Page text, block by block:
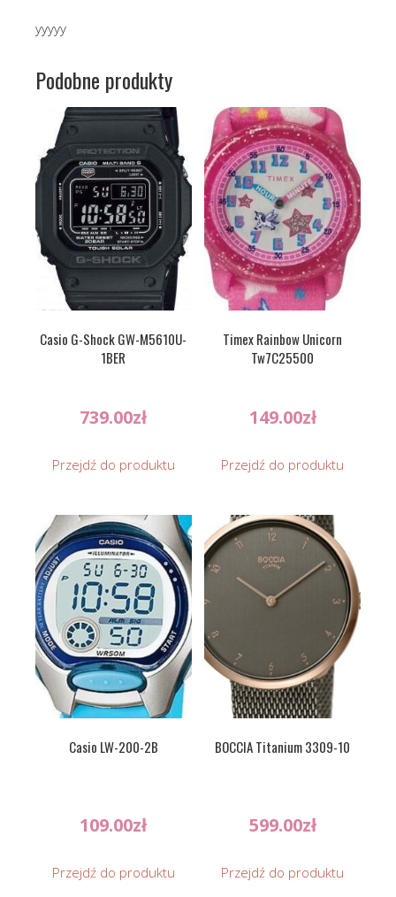
yyyyy
Podobne produkty
Casio G-Shock GW-M5610U-
1BER
739.00zł
Przejdź do produktu
Timex Rainbow Unicorn
Tw7C25500
149.00zł
Przejdź do produktu
Casio LW-200-2B
109.00zł
Przejdź do produktu
BOCCIA Titanium 3309-10
599.00zł
Przejdź do produktu